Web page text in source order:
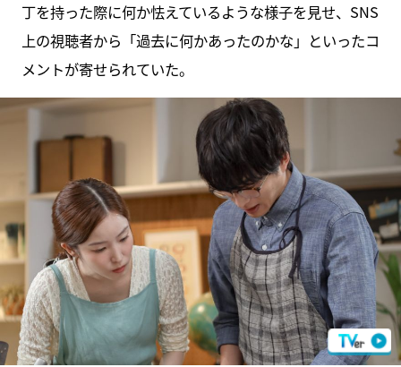
丁を持った際に何か怯えているような様子を見せ、SNS
上の視聴者から「過去に何かあったのかな」といったコ
メントが寄せられていた。